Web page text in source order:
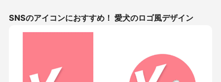
SNSのアイコンにおすすめ！ 愛犬のロゴ風デザイン